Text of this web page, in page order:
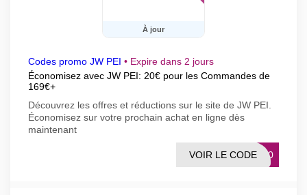
À jour
Codes promo JW PEI • Expire dans 2 jours
Économisez avec JW PEI: 20€ pour les Commandes de
169€+
Découvrez les offres et réductions sur le site de JW PEI.
Économisez sur votre prochain achat en ligne dès
maintenant
FF20
VOIR LE CODE